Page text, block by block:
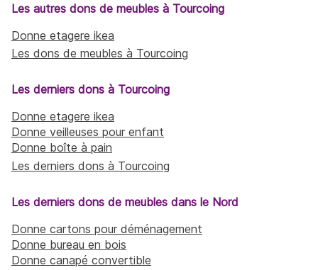
Les autres dons de meubles à Tourcoing
Donne etagere ikea
Les dons de meubles à Tourcoing
Les derniers dons à Tourcoing
Donne etagere ikea
Donne veilleuses pour enfant
Donne boîte à pain
Les derniers dons à Tourcoing
Les derniers dons de meubles dans le Nord
Donne cartons pour déménagement
Donne bureau en bois
Donne canapé convertible